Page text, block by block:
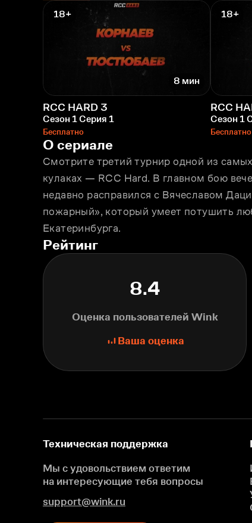
18+
8 мин
RCC HARD 3
Сезон 1 Серия 1
Бесплатно
18+
RCC
Сезон 1
Бесплатно
О сериале
Смотрите третий турнир одной из
кулаках — RCC Hard. В главном бою
недавно расправился с Вячеславом
пожарный», который умеет потушить
Екатеринбурга.
Рейтинг
8.4
Оценка пользователей Wink
Ваша оценка
Техническая поддержка
Мы с удовольствием ответим
на интересующие тебя вопросы
support@wink.ru